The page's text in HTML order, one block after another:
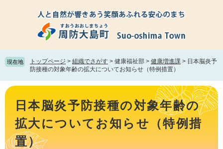
頭
で
飛
ば
て
現在地 トップページ > 組織でさがす > 健康福祉部 > 健康増進課 > 日本脳炎予
防接種の対象年齢の拡大についてお知らせ（特例措置）
本
日本脳炎予防接種の対象年齢の
拡大についてお知らせ（特例措
置）